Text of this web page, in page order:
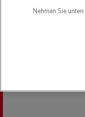
Nehmen Sie